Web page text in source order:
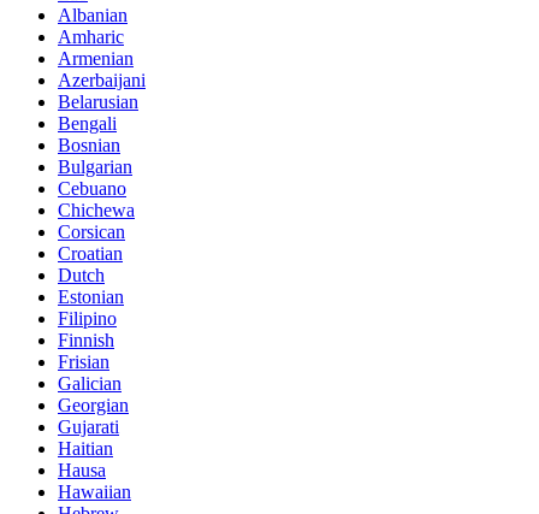
Albanian
Amharic
Armenian
Azerbaijani
Belarusian
Bengali
Bosnian
Bulgarian
Cebuano
Chichewa
Corsican
Croatian
Dutch
Estonian
Filipino
Finnish
Frisian
Galician
Georgian
Gujarati
Haitian
Hausa
Hawaiian